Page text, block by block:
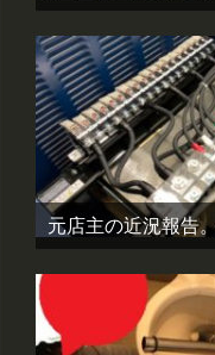
元店主の近況報告